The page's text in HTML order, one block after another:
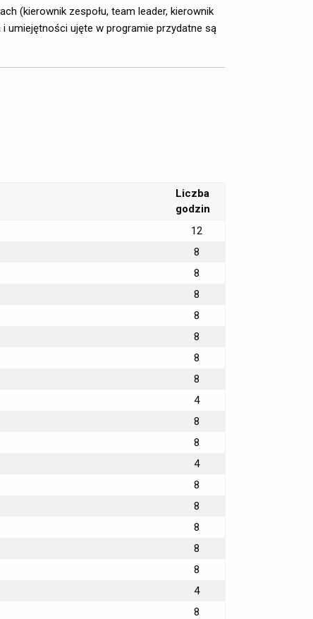
(kierownik zespołu, team leader, kierownik
umiejętności ujęte w programie przydatne są
Liczba
godzin
12
8
8
8
8
8
8
8
4
8
8
4
8
8
8
8
8
4
8